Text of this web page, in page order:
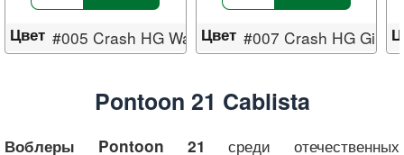
Цвет #005 Crash HG Wakasagi
Цвет #007 Crash HG Gill
Pontoon 21 Cablista
Воблеры Pontoon 21
среди отечественных